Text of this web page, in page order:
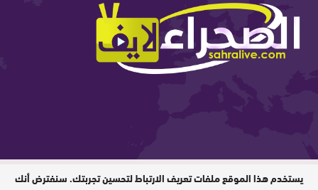
المدير المسؤول : ابيبك المحفوظ / جميع
يستخدم هذا الموقع ملفات تعريف الارتباط لتحسين تجربتك. سنفترض أنك